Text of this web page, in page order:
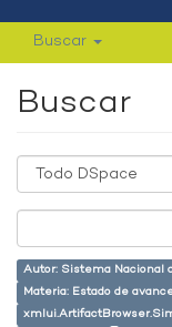
Buscar
Buscar
Autor: Sistema Nacional
Materia: Estado de